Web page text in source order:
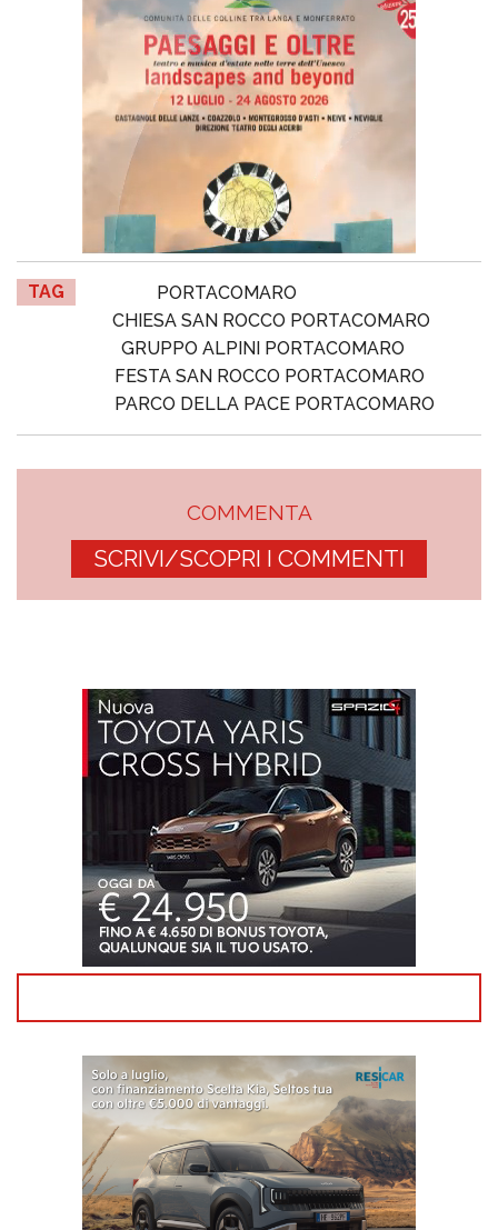
TAG
PORTACOMARO
CHIESA SAN ROCCO PORTACOMARO
GRUPPO ALPINI PORTACOMARO
FESTA SAN ROCCO PORTACOMARO
PARCO DELLA PACE PORTACOMARO
COMMENTA
SCRIVI/SCOPRI I COMMENTI